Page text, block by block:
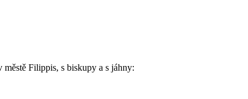
Filippis, s biskupy a s jáhny: